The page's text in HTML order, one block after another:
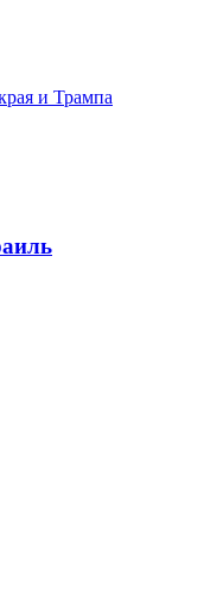
и Трампа